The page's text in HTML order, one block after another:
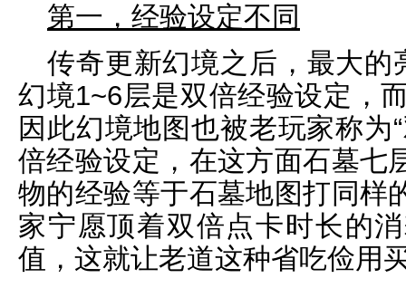
第一，经验设定不同
传奇更新幻境之后，最大的
幻境1~6层是双倍经验设定，
因此幻境地图也被老玩家称为
倍经验设定，在这方面石墓七
物的经验等于石墓地图打同样
家宁愿顶着双倍点卡时长的
值，这就让老道这种省吃俭用